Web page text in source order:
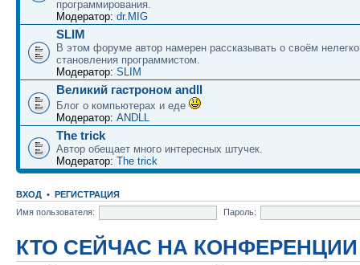
программирования.
Модератор: dr.MIG
SLIM
В этом форуме автор намерен рассказывать о своём
становления программистом.
Модератор: SLIM
Великий гастроном andll
Блог о компьютерах и еде
Модератор: ANDLL
The trick
Автор обещает много интересных штучек.
Модератор: The trick
ВХОД • РЕГИСТРАЦИЯ
Имя пользователя:
Пароль:
КТО СЕЙЧАС НА КОНФЕРЕНЦИИ